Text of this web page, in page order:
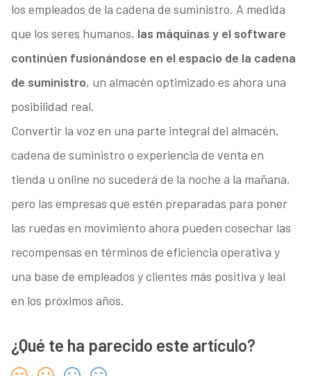
los empleados de la cadena de suministro. A medida
que los seres humanos, las máquinas y el software
continúen fusionándose en el espacio de la cadena
de suministro, un almacén optimizado es ahora una
posibilidad real.
Convertir la voz en una parte integral del almacén,
cadena de suministro o experiencia de venta en
tienda u online no sucederá de la noche a la mañana,
pero las empresas que estén preparadas para poner
las ruedas en movimiento ahora pueden cosechar las
recompensas en términos de eficiencia operativa y
una base de empleados y clientes más positiva y leal
en los próximos años.
¿Qué te ha parecido este artículo?